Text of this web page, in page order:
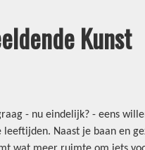
Kunst
- nu eindelijk? - eens
Naast je baan en